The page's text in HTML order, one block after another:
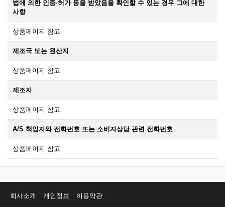
법에 의한 인증·허가 등을 받았음을 확인할 수 있는 경우 그에 대한
사항
상품페이지 참고
제조국 또는 원산지
상품페이지 참고
제조자
상품페이지 참고
A/S 책임자와 전화번호 또는 소비자상담 관련 전화번호
상품페이지 참고
회사소개 개인정보 이용약관